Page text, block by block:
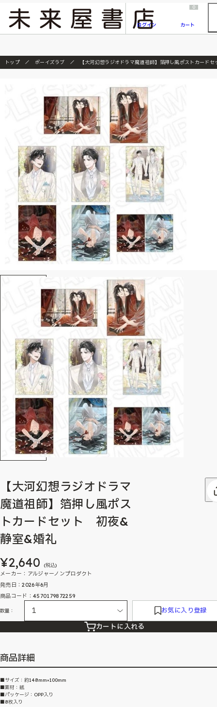
『ONE PIECE magazine 021 ONE PIECEカード付き同梱版』発売延期のご案内
ログイン
0
カート
トップ ボーイズラブ 【大河幻想ラジオドラマ魔道祖師】箔押し風ポストカード
【大河幻想ラジオドラマ
魔道祖師】箔押し風ポス
トカードセット 初夜&
静室&婚礼
¥2,640 (税込)
メーカー：アルジャーノンプロダクト
発売日：2026年6月
商品コード：4570179872259
数量： お気に入り登録
カートに入れる
商品詳細
■サイズ：約148mm×100mm
■素材：紙
■パッケージ：OPP入り
■8枚入り